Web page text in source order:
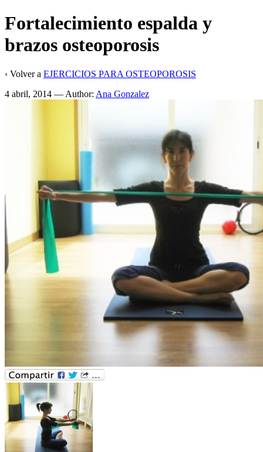
Fortalecimiento espalda y
brazos osteoporosis
‹ Volver a EJERCICIOS PARA OSTEOPOROSIS
4 abril, 2014 — Author: Ana Gonzalez